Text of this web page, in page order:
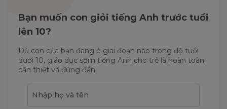
Bạn muốn con giỏi tiếng Anh trước tuổi
lên 10?
Dù con của bạn đang ở giai đoạn nào trong độ tuổi
dưới 10, giáo dục sớm tiếng Anh cho trẻ là hoàn toàn
cần thiết và đúng đắn.